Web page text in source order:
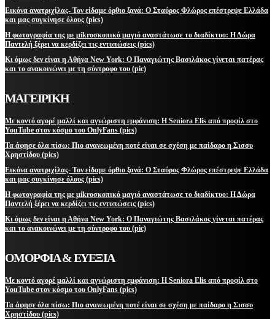
Εικόνα ανατριχίλας- Τον είδαμε όρθιο ξανά: Ο Σταύρος Φλώρος επέστρεψε Ελλάδα
και μας συγκίνησε όλους (pics)
Η φωτογραφία της με μikroσκοπικό μαγιό αναστάτωσε το διαδίκτυο: Η Δώρα
Παντελή ξέρει να κερδίζει τις εντυπώσεις (pics)
Κι όμως δεν είναι η Αθήνα New York: Ο Παναγιώτης Βασιλάκος γίνεται πατέρας
και το ανακοινώνει με τη σύντροφο του (pic)
ΜΑΓΕΙΡΙΚΗ
Με κοντό αγορέ μαλλί και αγνώριστη εμφάνιση: Η Seniora Elis από προφίλ στο
YouTube στον κόσμο του OnlyFans (pics)
Τα άφησε όλα πίσω: Πιο ανανεωμένη ποτέ είναι σε σχέση με παίδαρο η Σισσυ
Χρηστίδου (pics)
Εικόνα ανατριχίλας- Τον είδαμε όρθιο ξανά: Ο Σταύρος Φλώρος επέστρεψε Ελλάδα
και μας συγκίνησε όλους (pics)
Η φωτογραφία της με μikroσκοπικό μαγιό αναστάτωσε το διαδίκτυο: Η Δώρα
Παντελή ξέρει να κερδίζει τις εντυπώσεις (pics)
Κι όμως δεν είναι η Αθήνα New York: Ο Παναγιώτης Βασιλάκος γίνεται πατέρας
και το ανακοινώνει με τη σύντροφο του (pic)
ΟΜΟΡΦΙΑ & ΕΥΕΞΙΑ
Με κοντό αγορέ μαλλί και αγνώριστη εμφάνιση: Η Seniora Elis από προφίλ στο
YouTube στον κόσμο του OnlyFans (pics)
Τα άφησε όλα πίσω: Πιο ανανεωμένη ποτέ είναι σε σχέση με παίδαρο η Σισσυ
Χρηστίδου (pics)